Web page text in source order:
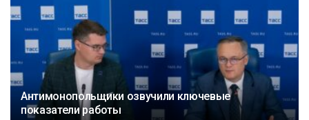
Антимонопольщики озвучили ключевые
показатели работы